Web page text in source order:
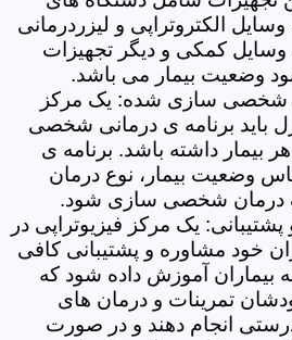
الکتروتراپی و لیزردرمانی
وسایل کمکی و دیگر تجهیزات
وضعیت بیمار می باشد.
شخصی سازی شده: یک مرکز
باید برنامه ی درمانی شخصی
بیمار داشته باشد. برنامه ی
وضعیت بیمار، نوع درمان
درمان شخصی سازی شود.
یک مرکز فیزیوتراپی در
خود مشاوره و پشتیبانی کافی
به بیماران آموزش داده شود که
تمرینات و درمان های
درستی انجام دهند و در صورت